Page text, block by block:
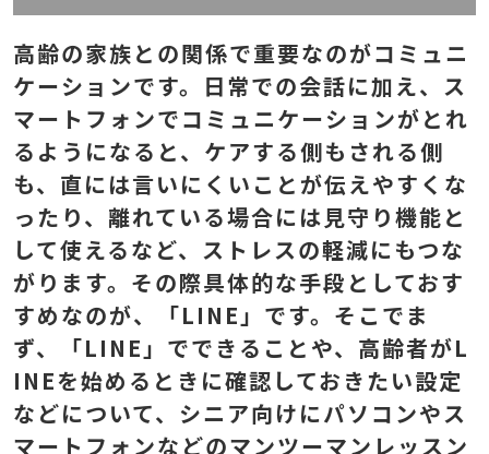
高齢の家族との関係で重要なのがコミュニ
ケーションです。日常での会話に加え、ス
マートフォンでコミュニケーションがとれ
るようになると、ケアする側もされる側
も、直には言いにくいことが伝えやすくな
ったり、離れている場合には見守り機能と
して使えるなど、ストレスの軽減にもつな
がります。その際具体的な手段としておす
すめなのが、「LINE」です。そこでま
ず、「LINE」でできることや、高齢者がL
INEを始めるときに確認しておきたい設定
などについて、シニア向けにパソコンやス
マートフォンなどのマンツーマンレッスン